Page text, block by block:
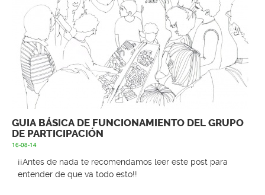
GUIA BÁSICA DE FUNCIONAMIENTO DEL GRUPO
DE PARTICIPACIÓN
16-08-14
¡¡Antes de nada te recomendamos leer este post para
entender de que va todo esto!!